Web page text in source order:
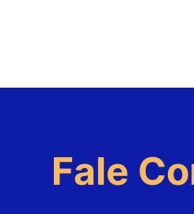
Fale